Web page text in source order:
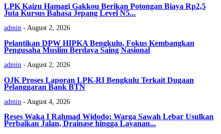
LPK Kaizu Hamagi Gakkou Berikan Potongan Biaya Rp2,5
Juta Kursus Bahasa Jepang Level N5...
admin - August 2, 2026
Pelantikan DPW HIPKA Bengkulu, Fokus Kembangkan
Pengusaha Muslim Berdaya Saing Nasional
admin - August 2, 2026
OJK Proses Laporan LPK-RI Bengkulu Terkait Dugaan
Pelanggaran Bank BTN
admin - August 4, 2026
Reses Waka I Rahmad Widodo: Warga Sawah Lebar Usulkan
Perbaikan Jalan, Drainase hingga Layanan...